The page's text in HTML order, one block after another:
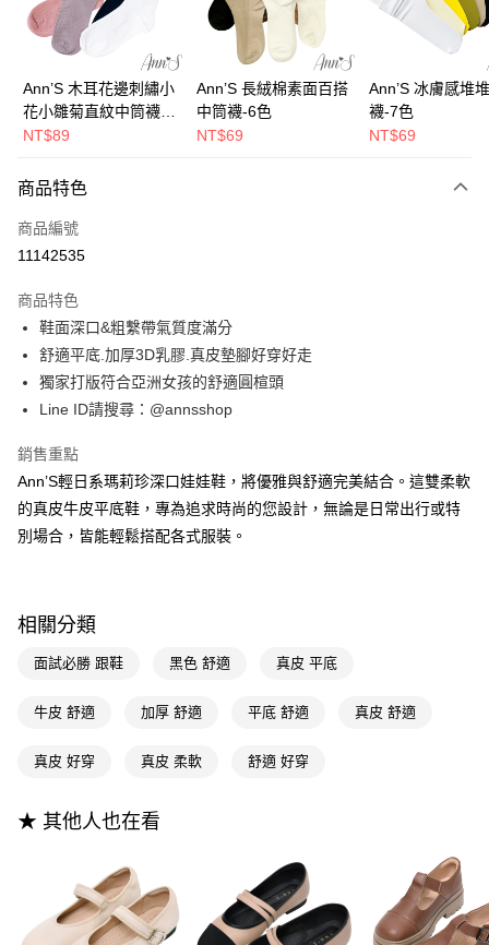
華南商業銀行
彰化商業銀行
上海商業儲蓄銀行
台北富邦商業銀行
國泰世華商業銀行
兆豐國際商業銀行
臺灣中小企業銀行
台中商業銀行
匯豐（台灣）商業銀行
華泰商業銀行
聯邦商業銀行
遠東國際商業銀行
元大商業銀行
台新國際商業銀行
合作金庫商業銀行
第一商業銀行
華南商業銀行
彰化商業銀行
上海商業儲蓄銀行
台北富邦商業銀行
國泰世華商業銀行
兆豐國際商業銀行
臺灣中小企業銀行
台中商業銀行
匯豐（台灣）商業銀行
元大商業銀行
玉山商業銀行
台新國際商業銀行
台灣樂天信用卡公司
購物金
LINE Pay
Apple Pay
街口支付
悠遊付
Google Pay
全支付
大哥付你分期
相關說明
【大哥付你分期使用說明】
1.本服務由台灣大哥大提供，台灣大哥大用戶可立即使用無須另外申請。
流程，驗證手機門號後，選擇欲分期的期數、繳款截止日，確認付款後即完
成交易。
4.訂單成立30分鐘內，如未前往確認交易或遇審核未通過，訂單將自動取
消。如遇「轉專審核」未通過狀況，表示未達大哥付你分期系統評分，恕無
醒簡訊。
2.透過簡訊連結打開帳單後，可選擇「超商條碼／台灣大直營門市／銀行轉
帳／街口支付／iPASS MONEY」等通路繳費。
1.本服務係由「台灣大哥大股份有限公司」（以下簡稱本公司）所提供，讓
買賣價金債權讓與本公司後，依約使用本公司帳單繳交帳款。
2.基於同意付款使用「大哥付你分期」之契約關係目的，商店將以您的個人
由本公司與您本人進行分期帳單所需資料之確認、核對及更正。
3.完整用戶服務條款，請詳閱以下連結：
AFTEE先享後付
【關於「AFTEE先享後付」】
AFTEE先享後付是「在收到商品之後才付款」的支付方式。 讓您購物簡單
便利好安心！
１．簡單：不需註冊會員、不需綁卡、不需儲值。
２．便利：只要手機號碼，簡訊認證，即可結帳。
１．於結帳方式選擇「AFTEE先享後付」後，將跳轉至「AFTEE先享後付」
２．訂單成立數日內，您將收到繳費通知簡訊。
ATM／網路銀行／等多元方式進行付款，方視為交易完成。
※ 請注意：結帳手續完成當下不需立刻繳費，但若您需要取消訂單，請聯絡
後付繳納相關費用。
客戶支援中心」https://netprotections.freshdesk.com/support/home
１．透過由恩沛科技股份有限公司提供之「AFTEE先享後付」服務完成之交
易，需依本服務之必要範圍內提供個人資料，並將交易相關給付款項請求債
權轉讓予恩沛科技股份有限公司。
２．關於個人資料處理事宜，請瀏覽以下網址：
ATM付款
運送方式
每筆NT$100，滿NT$999(含以上)免運費
萊爾富付款取貨
每筆NT$100，滿NT$999(含以上)免運費
每筆NT$100，滿NT$999(含以上)免運費
付款後7-11取貨
Ann’S 木耳花邊刺繡小
花小雛菊直紋中筒襪-4
色
NT$89
Ann’S 長絨棉素面百搭
中筒襪-6色
NT$69
Ann’S 冰膚感堆
襪-7色
NT$69
商品特色
商品編號
11142535
商品特色
鞋面深口&粗繫帶氣質度滿分
舒適平底.加厚3D乳膠.真皮墊腳好穿好走
獨家打版符合亞洲女孩的舒適圓楦頭
Line ID請搜尋：@annsshop
銷售重點
Ann’S輕日系瑪莉珍深口娃娃鞋，將優雅與舒適完美結合。這雙柔軟
的真皮牛皮平底鞋，專為追求時尚的您設計，無論是日常出行或特
別場合，皆能輕鬆搭配各式服裝。
相關分類
面試必勝 跟鞋 黑色 舒適 真皮 平底
牛皮 舒適 加厚 舒適 平底 舒適 真皮 舒適
真皮 好穿 真皮 柔軟 舒適 好穿
★ 其他人也在看